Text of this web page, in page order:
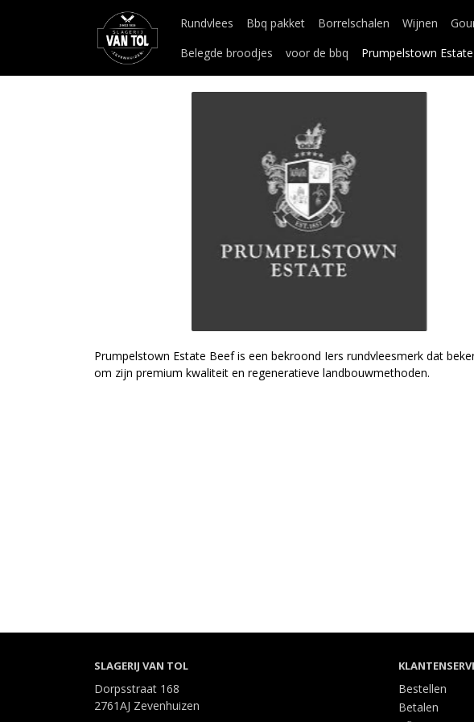
Rundvlees Bbq pakket Borrelschalen Wijnen
Belegde broodjes
voor de bbq Prumpelstown Estate
Prumpelstown Estate Beef is een bekroond Iers rundvleesmerk dat
om zijn premium kwaliteit en regeneratieve landbouwmethoden.
SLAGERIJ VAN TOL
Dorpsstraat 168
2761AJ Zevenhuizen
Bestellen
Betalen